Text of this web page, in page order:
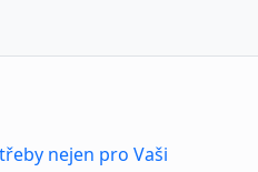
nejen pro Vaši